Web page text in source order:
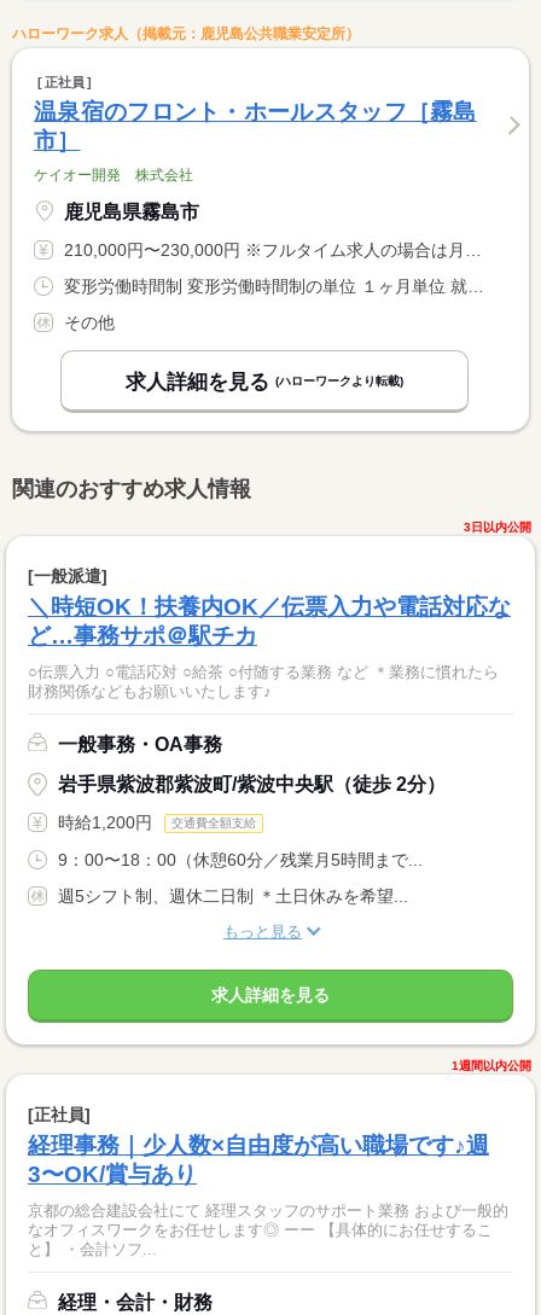
ハローワーク求人（掲載元：鹿児島公共職業安定所）
正社員
温泉宿のフロント・ホールスタッフ［霧島
市］
ケイオー開発 株式会社
鹿児島県霧島市
210,000円〜230,000円 ※フルタイム求人の場合は月額（換算額）、パート求人の場合は時間額を表示しています。
その他
求人詳細を見る (ハローワークより転載)
関連のおすすめ求人情報
3日以内公開
[一般派遣]
＼時短OK！扶養内OK／伝票入力や電話対応な
ど…事務サポ＠駅チカ
○伝票入力 ○電話応対 ○給茶 ○付随する業務 など ＊業務に慣れたら
財務関係などもお願いいたします♪
一般事務・OA事務
岩手県紫波郡紫波町/紫波中央駅（徒歩 2分）
時給1,200円 交通費全額支給
9：00〜18：00（休憩60分／残業月5時間まで...
週5シフト制、週休二日制 ＊土日休みを希望...
もっと見る
求人詳細を見る
1週間以内公開
[正社員]
経理事務｜少人数×自由度が高い職場です♪週
3〜OK/賞与あり
京都の総合建設会社にて 経理スタッフのサポート業務 および一般的
なオフィスワークをお任せします◎ ーー 【具体的にお任せするこ
と】 ・会計ソフ...
経理・会計・財務